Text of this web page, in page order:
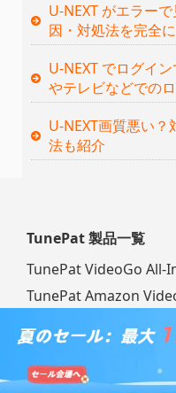
U-NEXT がエラー
因・対処法を完全に
U-NEXT でログイ
やテレビなどでの
U-NEXT画質悪い
法も紹介
TunePat 製品一覧
TunePat VideoGo All-
TunePat Amazon
TunePat Netflix Video
TunePat U-NEXT
TunePat TVer Video